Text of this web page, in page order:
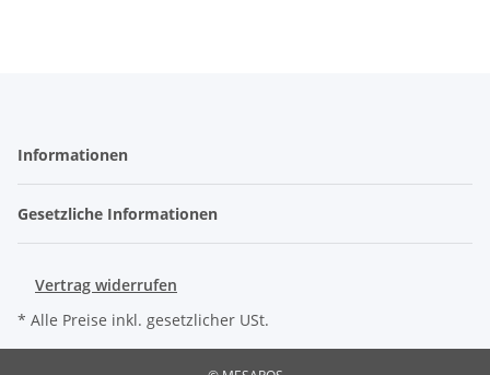
Informationen
Gesetzliche Informationen
Vertrag widerrufen
* Alle Preise inkl. gesetzlicher USt.